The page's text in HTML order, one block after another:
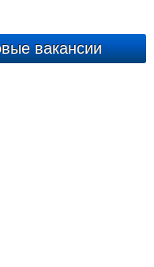
вакансии